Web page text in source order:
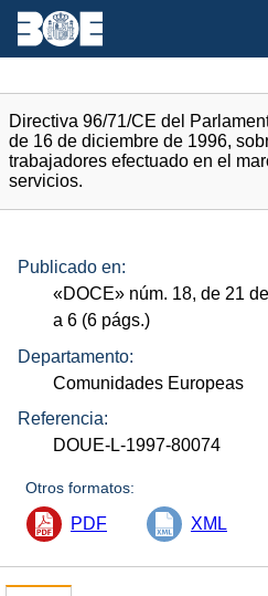
Directiva 96/71/CE del
de 16 de diciembre de 1996,
trabajadores efectuado en el
servicios.
Publicado en:
«DOCE» núm. 18, de 21
a 6 (6 págs.)
Departamento:
Comunidades Europeas
Referencia:
DOUE-L-1997-80074
Otros formatos:
PDF XML